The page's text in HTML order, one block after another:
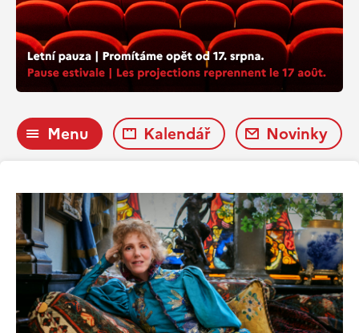
Menu Kalendář Novinky